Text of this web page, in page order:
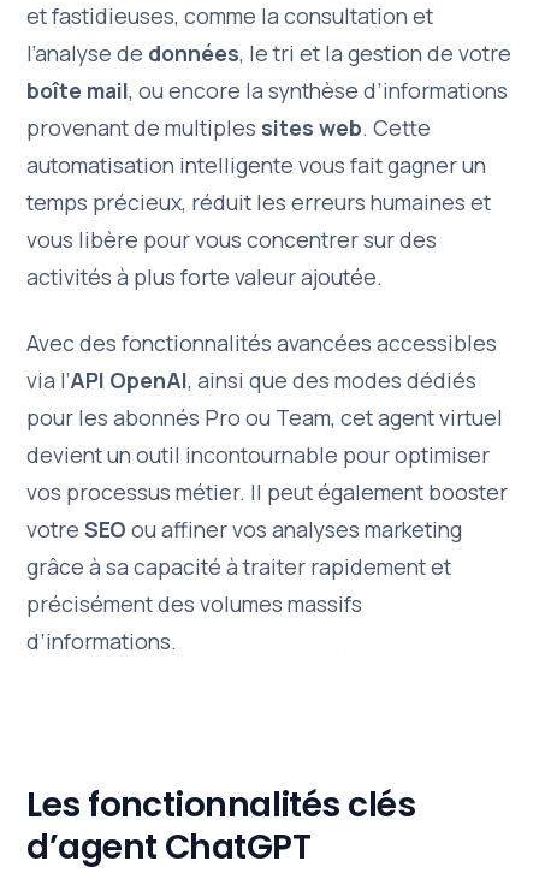
et fastidieuses, comme la consultation et
l’analyse de données, le tri et la gestion de votre
boîte mail, ou encore la synthèse d’informations
provenant de multiples sites web. Cette
automatisation intelligente vous fait gagner un
temps précieux, réduit les erreurs humaines et
vous libère pour vous concentrer sur des
activités à plus forte valeur ajoutée.
Avec des fonctionnalités avancées accessibles
via l’API OpenAI, ainsi que des modes dédiés
pour les abonnés Pro ou Team, cet agent virtuel
devient un outil incontournable pour optimiser
vos processus métier. Il peut également booster
votreSEO ou affiner vos analyses marketing
grâce à sa capacité à traiter rapidement et
précisément des volumes massifs
d’informations.
Les fonctionnalités clés
d’agent ChatGPT